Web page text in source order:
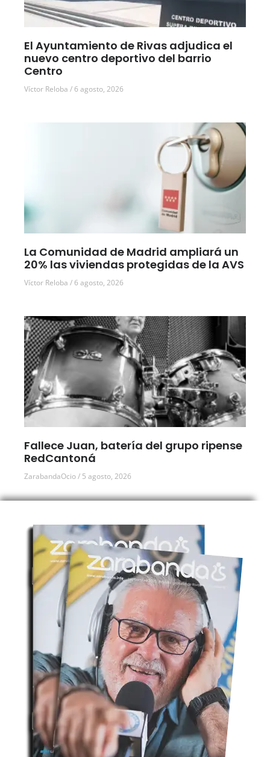
El Ayuntamiento de Rivas adjudica el
nuevo centro deportivo del barrio
Centro
Víctor Reloba 6 agosto, 2026
La Comunidad de Madrid ampliará un
20% las viviendas protegidas de la AVS
Víctor Reloba 6 agosto, 2026
Fallece Juan, batería del grupo ripense
RedCantoná
ZarabandaOcio 5 agosto, 2026